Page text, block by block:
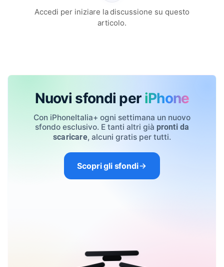
Accedi per iniziare la discussione su questo
articolo.
Nuovi sfondi per iPhone
Con iPhoneItalia+ ogni settimana un nuovo
sfondo esclusivo. E tanti altri già pronti da
scaricare, alcuni gratis per tutti.
Scopri gli sfondi